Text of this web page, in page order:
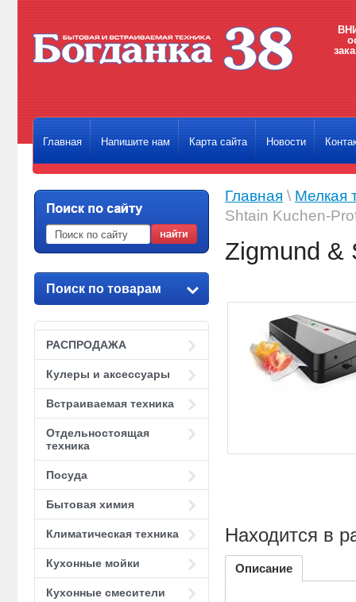
Главная Напишите нам Карта сайта Новости
Поиск по товарам
РАСПРОДАЖА
Кулеры и аксессуары
Встраиваемая техника
Отдельностоящая
техника
Посуда
Бытовая химия
Климатическая техника
Кухонные мойки
Кухонные смесители
Главная \ Мелкая
Shtain Kuchen-
Zigmund &
Находится в
Описание